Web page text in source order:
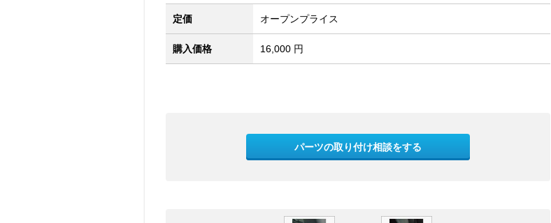
定価 オープンプライス
購入価格 16,000 円
パーツの取り付け相談をする